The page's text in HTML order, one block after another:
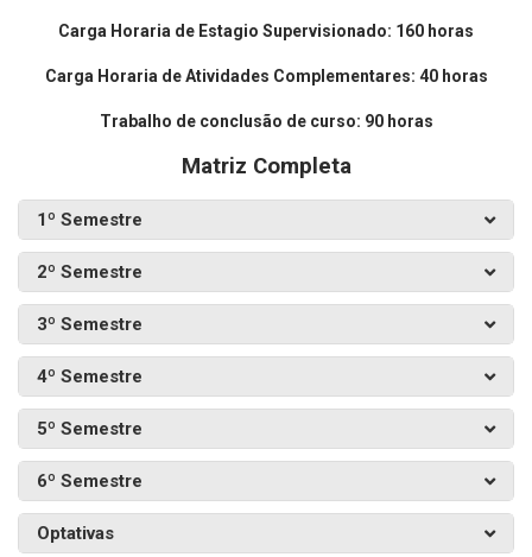
Carga Horaria de Estagio Supervisionado: 160 horas
Carga Horaria de Atividades Complementares: 40 horas
Trabalho de conclusão de curso: 90 horas
Matriz Completa
1º Semestre
2º Semestre
3º Semestre
4º Semestre
5º Semestre
6º Semestre
Optativas